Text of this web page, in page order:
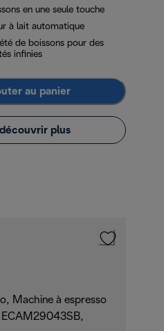
en une seule touche
à lait automatique
de boissons pour des
infinies
au panier
découvrir plus